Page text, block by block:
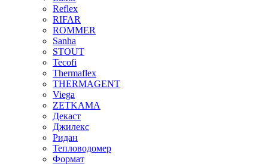
Reflex
RIFAR
ROMMER
Sanha
STOUT
Tecofi
Thermaflex
THERMAGENT
Viega
ZETKAMA
Декаст
Джилекс
Ридан
Тепловодомер
Формат